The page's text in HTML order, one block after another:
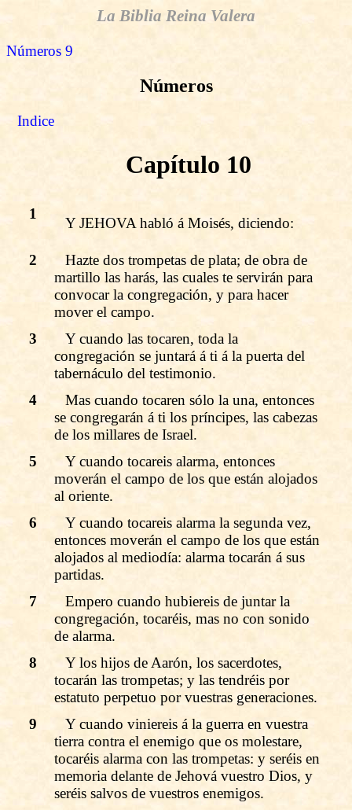
La Biblia Reina Valera
Números 9
Números
Indice
Capítulo 10
1
Y JEHOVA habló á Moisés, diciendo:
2
Hazte dos trompetas de plata; de obra de
martillo las harás, las cuales te servirán para
convocar la congregación, y para hacer
mover el campo.
3
Y cuando las tocaren, toda la
congregación se juntará á ti á la puerta del
tabernáculo del testimonio.
4
Mas cuando tocaren sólo la una, entonces
se congregarán á ti los príncipes, las cabezas
de los millares de Israel.
5
Y cuando tocareis alarma, entonces
moverán el campo de los que están alojados
al oriente.
6
Y cuando tocareis alarma la segunda vez,
entonces moverán el campo de los que están
alojados al mediodía: alarma tocarán á sus
partidas.
7
Empero cuando hubiereis de juntar la
congregación, tocaréis, mas no con sonido
de alarma.
8
Y los hijos de Aarón, los sacerdotes,
tocarán las trompetas; y las tendréis por
estatuto perpetuo por vuestras generaciones.
9
Y cuando viniereis á la guerra en vuestra
tierra contra el enemigo que os molestare,
tocaréis alarma con las trompetas: y seréis en
memoria delante de Jehová vuestro Dios, y
seréis salvos de vuestros enemigos.